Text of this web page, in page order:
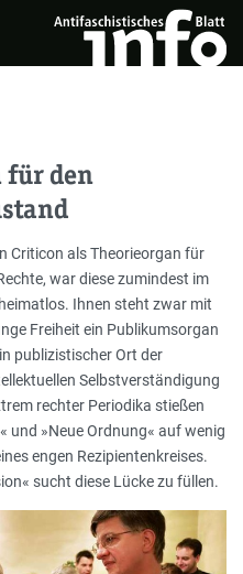
öffnen
für den
Criticon als Theorieorgan für
war diese zumindest im
Ihnen steht zwar mit
Freiheit ein Publikumsorgan
publizistischer Ort der
Selbstverständigung
rechter Periodika stießen
und »Neue Ordnung« auf wenig
engen Rezipientenkreises.
sucht diese Lücke zu füllen.